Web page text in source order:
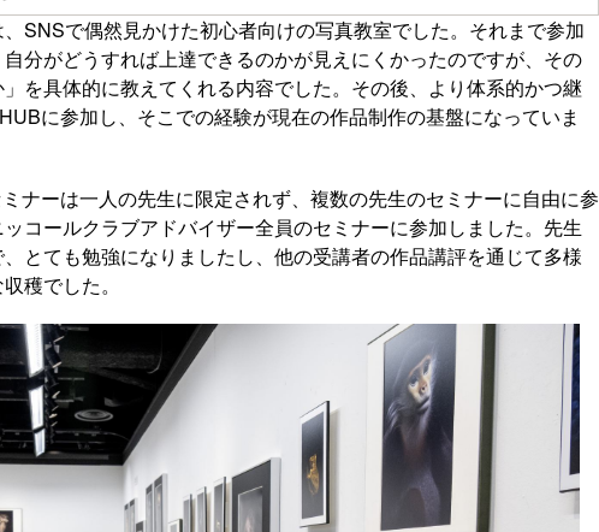
SNSで偶然見かけた初心者向けの写真教室でした。それまで参加
分がどうすれば上達できるのかが見えにくかったのですが、その
を具体的に教えてくれる内容でした。その後、より体系的かつ継
に参加し、そこでの経験が現在の作品制作の基盤になっていま
ナーは一人の先生に限定されず、複数の先生のセミナーに自由に参
コールクラブアドバイザー全員のセミナーに参加しました。先生
とても勉強になりましたし、他の受講者の作品講評を通じて多様
穫でした。